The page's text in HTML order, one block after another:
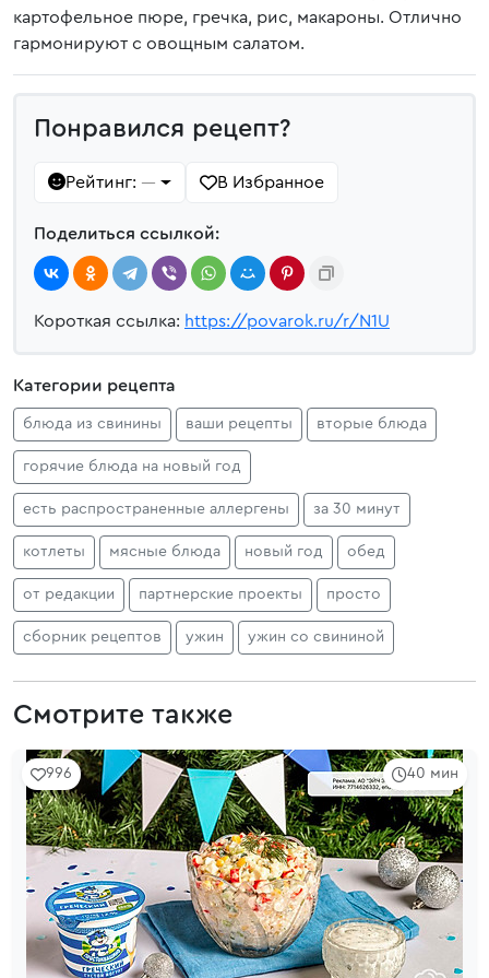
картофельное пюре, гречка, рис, макароны. Отлично
гармонируют с овощным салатом.
Понравился рецепт?
Рейтинг: — В Избранное
Поделиться ссылкой:
Короткая ссылка: https://povarok.ru/r/N1U
Категории рецепта
блюда из свинины ваши рецепты вторые блюда
горячие блюда на новый год
есть распространенные аллергены за 30 минут
котлеты мясные блюда новый год обед
от редакции партнерские проекты просто
сборник рецептов ужин ужин со свининой
Смотрите также
40 мин
996